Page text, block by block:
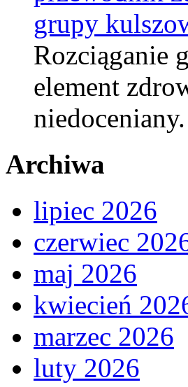
grupy
Rozciąganie
element
Archiwa
lipiec 2026
czerwiec
maj 2026
kwiecień
marzec 2026
luty 2026